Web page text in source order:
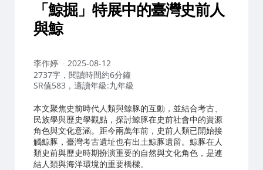
「鯨掘」特展中的臺灣史前人
與鯨
作
者：
李作婷
2025-08-12
2737字，閱讀時間約6分鐘
SR值583，適讀年級:九年級
本文聚焦史前時代人類與鯨豚的互動，並結合考古、
民族學與歷史學觀點，探討鯨豚在史前社會中的資源
角色與文化意涵。距今兩萬年前，史前人類已開始接
觸鯨豚，臺灣考古遺址也有出土鯨豚遺留。鯨豚在人
類史前與歷史時期扮演重要的自然與文化角色，是連
結人類與海洋環境的重要橋樑。